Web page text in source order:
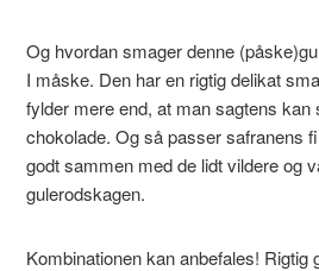
Og hvordan smager denne
I måske. Den har en rigtig delikat
fylder mere end, at man sagtens kan
chokolade. Og så passer safranens
godt sammen med de lidt vildere og
gulerodskagen.
Kombinationen kan anbefales! Rigtig